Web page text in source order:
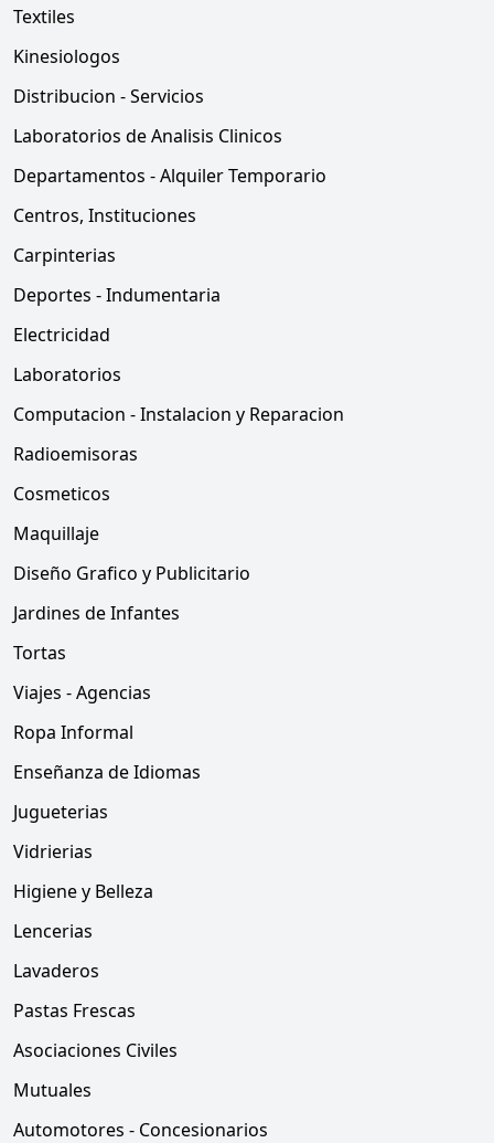
Textiles
Kinesiologos
Distribucion - Servicios
Laboratorios de Analisis Clinicos
Departamentos - Alquiler Temporario
Centros, Instituciones
Carpinterias
Deportes - Indumentaria
Electricidad
Laboratorios
Computacion - Instalacion y Reparacion
Radioemisoras
Cosmeticos
Maquillaje
Diseño Grafico y Publicitario
Jardines de Infantes
Tortas
Viajes - Agencias
Ropa Informal
Enseñanza de Idiomas
Jugueterias
Vidrierias
Higiene y Belleza
Lencerias
Lavaderos
Pastas Frescas
Asociaciones Civiles
Mutuales
Automotores - Concesionarios